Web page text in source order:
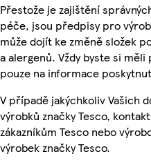
Přestože je zajištění
péče, jsou předpisy pro
může dojít ke změně složek
a alergenů. Vždy byste si
pouze na informace
V případě jakýchkoliv Vašich
výrobků značky Tesco,
zákazníkům Tesco nebo
výrobek značky Tesco.